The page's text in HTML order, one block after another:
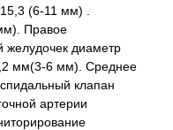
(6-11 мм) .
Правое
желудочек диаметр
мм(3-6 мм). Среднее
клапан
артерии